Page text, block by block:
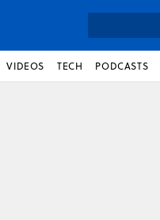
VIDEOS TECH PODCASTS